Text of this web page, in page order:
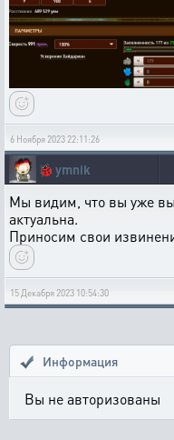
6 Ноября 2023 22:11:26
🐞 ymnik
Мы видим, что вы уже
актуальна.
Приносим свои
15 Декабря 2023 10:54:30
Информация
Вы не авторизованы